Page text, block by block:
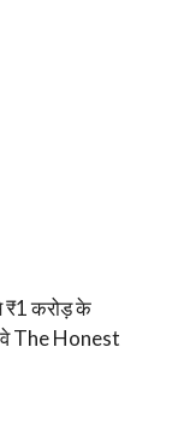
₹1 करोड़ के
The Honest